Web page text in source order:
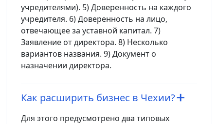
учредителями). 5) Доверенность на каждого
учредителя. 6) Доверенность на лицо,
отвечающее за уставной капитал. 7)
Заявление от директора. 8) Несколько
вариантов названия. 9) Документ о
назначении директора.
Как расширить бизнес в Чехии?
Для этого предусмотрено два типовых